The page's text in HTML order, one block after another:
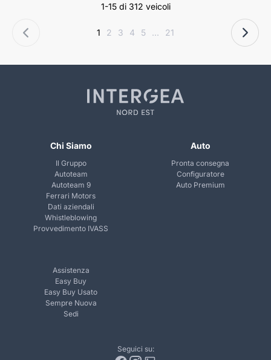
1-15 di 312 veicoli
1 2 3 4 5 ... 21
Chi Siamo
Il Gruppo
Autoteam
Autoteam 9
Ferrari Motors
Dati aziendali
Whistleblowing
Provvedimento IVASS
Auto
Pronta consegna
Configuratore
Auto Premium
Assistenza
Easy Buy
Easy Buy Usato
Sempre Nuova
Sedi
Seguici su: